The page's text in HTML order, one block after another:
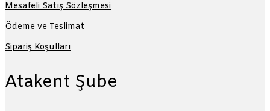
Mesafeli Satış Sözleşmesi
Ödeme ve Teslimat
Sipariş Koşulları
Atakent Şube